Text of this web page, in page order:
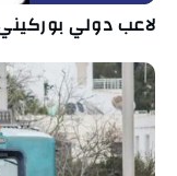
لاعب دولي